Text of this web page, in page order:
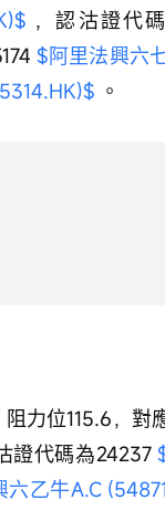
，認沽證代
$阿里法興六
。
力位115.6，對
證代碼為24237
六乙牛A.C